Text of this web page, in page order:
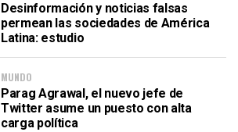
Desinformación y noticias falsas
permean las sociedades de América
Latina: estudio
MUNDO
Parag Agrawal, el nuevo jefe de
Twitter asume un puesto con alta
carga política